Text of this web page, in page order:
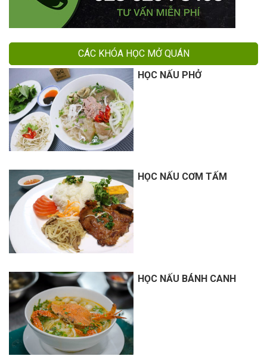
CÁC KHÓA HỌC MỞ QUÁN
HỌC NẤU PHỞ
HỌC NẤU CƠM TẤM
HỌC NẤU BÁNH CANH